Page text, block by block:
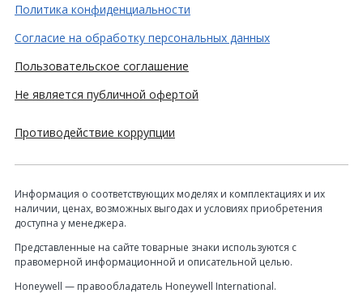
Политика конфиденциальности
Согласие на обработку персональных данных
Пользовательское соглашение
Не является публичной офертой
Противодействие коррупции
Информация о соответствующих моделях и комплектациях и их
наличии, ценах, возможных выгодах и условиях приобретения
доступна у менеджера.
Представленные на сайте товарные знаки используются с
правомерной информационной и описательной целью.
Honeywell — правообладатель Honeywell International.